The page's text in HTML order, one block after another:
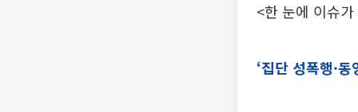
<한 눈에 이슈
‘집단 성폭행·